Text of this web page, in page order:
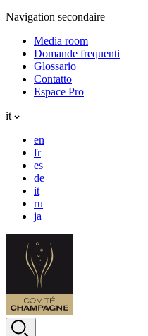
Navigation secondaire
Media room
Domande frequenti
Glossario
Contatto
Espace Pro
it
en
fr
es
de
it
ru
ja